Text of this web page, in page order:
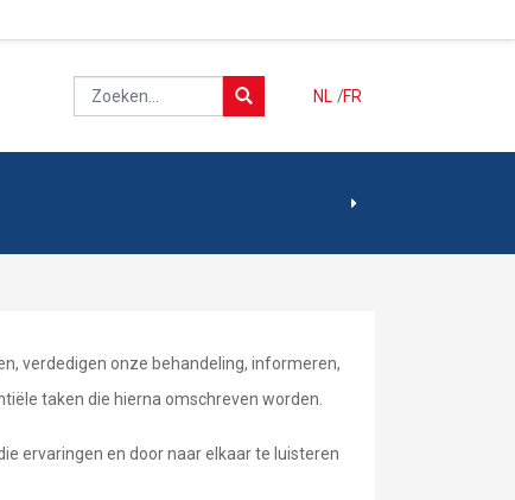
NL FR
/
verdedigen onze behandeling, informeren,
taken die hierna omschreven worden.
ervaringen en door naar elkaar te luisteren